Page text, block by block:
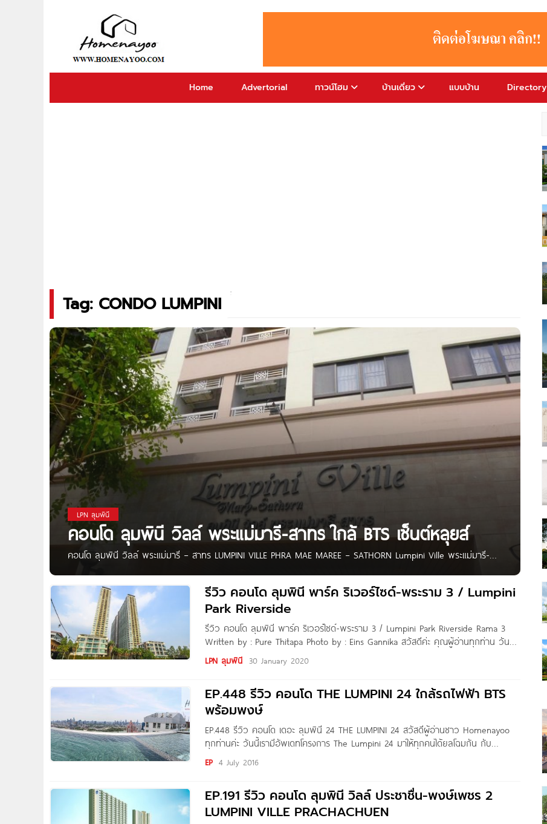
Home Advertorial ทาวน์โฮม บ้านเดี่ยว แบบบ้าน Directory
Tag: CONDO LUMPINI
LPN ลุมพินี
คอนโด ลุมพินี วิลล์ พระแม่มารี-สาทร ใกล้ BTS เซ็นต์หลุยส์
คอนโด ลุมพินี วิลล์ พระแม่มารี – สาทร LUMPINI VILLE PHRA MAE MAREE – SATHORN Lumpini Ville พระแม่มารี-
เซนต์หลุยส์, ถนนสาทร, ทางพิเศษเฉลิมมหานคร ใกล้ รร.เซนต์หลุยส์,รีวิว คอนโด ลุมพินี พาร์ค ริเวอร์ไซด์-พระราม 3 / Lumpini
Park Riverside
รีวิว คอนโด ลุมพินี พาร์ค ริเวอร์ไซด์-พระราม 3 / Lumpini Park Riverside Rama 3
Written by : Pure Thitapa Photo by : Eins Gannika สวัสดีค่ะ คุณผู้อ่านทุกท่าน วันนี้
ทีมงาน Homenayoo มีรีวิวคอนโด High Rise ทำเลติดแม่น้ำเจ้าพระยาตัวแรก
LPN ลุมพินี 30 January 2020
EP.448 รีวิว คอนโด THE LUMPINI 24 ใกล้รถไฟฟ้า BTS
พร้อมพงษ์
EP.448 รีวิว คอนโด เดอะ ลุมพินี 24 THE LUMPINI 24 สวัสดีผู้อ่านชาว Homenayoo
ทุกท่านค่ะ วันนี้เรามีอัพเดทโครงการ The Lumpini 24 มาให้ทุกคนได้ยลโฉมกัน กับ
โครงการคอนโดมิเนียม 46 ชั้น สไตล์ Modern Luxury ที่ถือว่าเป็นโครงการหรูตัว Top ของ
“LPN” ณ ปัจจุบันนี้ โดยที่ตั้งจะอยู่ติดถนนในซอยสุขุมวิท
EP 4 July 2016
EP.191 รีวิว คอนโด ลุมพินี วิลล์ ประชาชื่น-พงษ์เพชร 2
LUMPINI VILLE PRACHACHUEN